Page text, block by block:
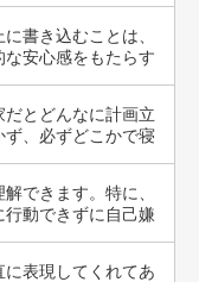
書き込むことは、
安心感をもたらす
とどんなに計画立
ず、必ずどこかで寝
できます。特に、
動できずに自己嫌
表現してくれてあ